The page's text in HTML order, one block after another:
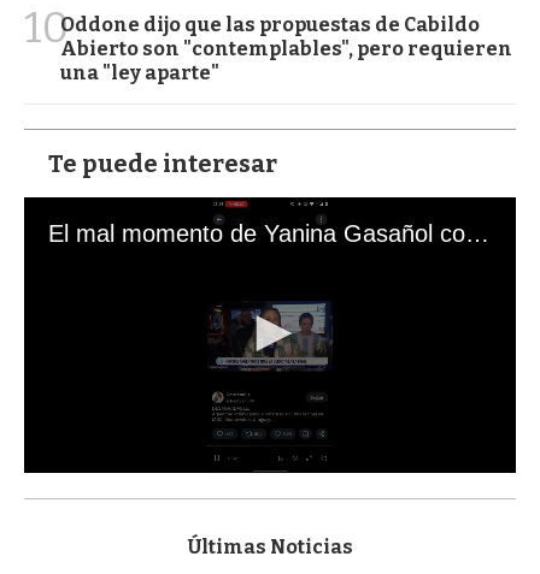
10Oddone dijo que las propuestas de Cabildo
Abierto son "contemplables", pero requieren
una "ley aparte"
Te puede interesar
El mal momento de Yanina Gasañol con un hincha argentino en "Subrayado"
s
Últimas Noticias